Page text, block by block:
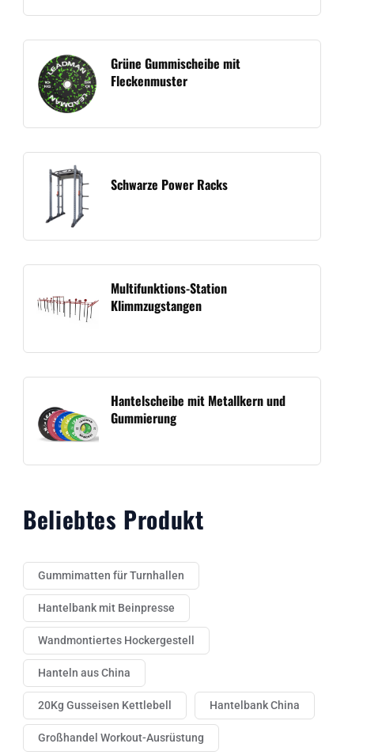
Grüne Gummischeibe mit
Fleckenmuster
Schwarze Power Racks
Multifunktions-Station
Klimmzugstangen
Hantelscheibe mit Metallkern und
Gummierung
Beliebtes Produkt
Gummimatten für Turnhallen
Hantelbank mit Beinpresse
Wandmontiertes Hockergestell
Hanteln aus China
20Kg Gusseisen Kettlebell Hantelbank China
Großhandel Workout-Ausrüstung